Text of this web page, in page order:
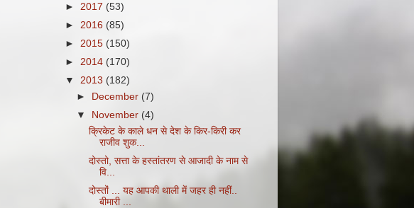
► 2017 (53)
► 2016 (85)
► 2015 (150)
► 2014 (170)
▼ 2013 (182)
►
December (7)
▼
November (4)
क्रिकेट के काले धन से देश के किर-किरी कर
राजीव शुक...
दोस्तो, सत्ता के हस्तांतरण से आजादी के नाम से
वि...
दोस्तों ... यह आपकी थाली में जहर ही नहीं..
बीमारी ...